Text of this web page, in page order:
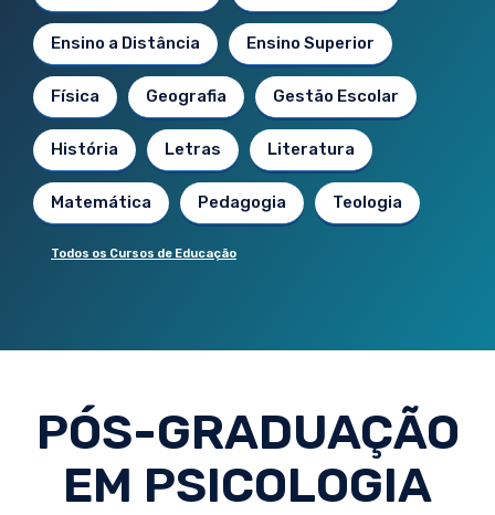
Ensino a Distância Ensino Superior
Física Geografia Gestão Escolar
História Letras Literatura
Matemática Pedagogia Teologia
Todos os Cursos de Educação
PÓS-GRADUAÇÃO
EM PSICOLOGIA